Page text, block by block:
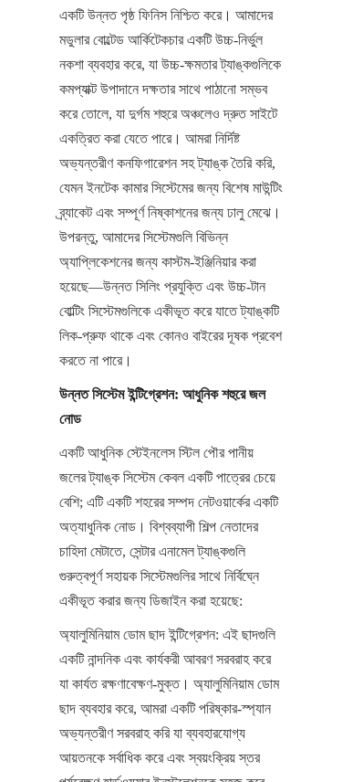
একটি উন্নত পৃষ্ঠ ফিনিস নিশ্চিত করে। আমাদের
মডুলার বোল্টেড আর্কিটেকচার একটি উচ্চ-নির্ভুল
নকশা ব্যবহার করে, যা উচ্চ-ক্ষমতার ট্যাঙ্কগুলিকে
কমপ্যাক্ট উপাদানে দক্ষতার সাথে পাঠানো সম্ভব
করে তোলে, যা দুর্গম শহুরে অঞ্চলেও দ্রুত সাইটে
একত্রিত করা যেতে পারে। আমরা নির্দিষ্ট
অভ্যন্তরীণ কনফিগারেশন সহ ট্যাঙ্ক তৈরি করি,
যেমন ইনটেক কামার সিস্টেমের জন্য বিশেষ মাউন্টিং
ব্র্যাকেট এবং সম্পূর্ণ নিষ্কাশনের জন্য ঢালু মেঝে।
উপরন্তু, আমাদের সিস্টেমগুলি বিভিন্ন
অ্যাপ্লিকেশনের জন্য কাস্টম-ইঞ্জিনিয়ার করা
হয়েছে—উন্নত সিলিং প্রযুক্তি এবং উচ্চ-টান
বোল্টিং সিস্টেমগুলিকে একীভূত করে যাতে ট্যাঙ্কটি
লিক-প্রুফ থাকে এবং কোনও বাইরের দূষক প্রবেশ
করতে না পারে।
উন্নত সিস্টেম ইন্টিগ্রেশন: আধুনিক শহুরে জল
নোড
একটি আধুনিক স্টেইনলেস স্টিল পৌর পানীয়
জলের ট্যাঙ্ক সিস্টেম কেবল একটি পাত্রের চেয়ে
বেশি; এটি একটি শহরের সম্পদ নেটওয়ার্কের একটি
অত্যাধুনিক নোড। বিশ্বব্যাপী শিল্প নেতাদের
চাহিদা মেটাতে, সেন্টার এনামেল ট্যাঙ্কগুলি
গুরুত্বপূর্ণ সহায়ক সিস্টেমগুলির সাথে নির্বিঘ্নে
একীভূত করার জন্য ডিজাইন করা হয়েছে:
অ্যালুমিনিয়াম ডোম ছাদ ইন্টিগ্রেশন: এই ছাদগুলি
একটি নান্দনিক এবং কার্যকরী আবরণ সরবরাহ করে
যা কার্যত রক্ষণাবেক্ষণ-মুক্ত। অ্যালুমিনিয়াম ডোম
ছাদ ব্যবহার করে, আমরা একটি পরিষ্কার-স্প্যান
অভ্যন্তরীণ সরবরাহ করি যা ব্যবহারযোগ্য
আয়তনকে সর্বাধিক করে এবং স্বয়ংক্রিয় স্তর